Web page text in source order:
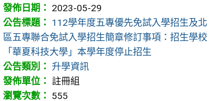
2023-05-29
112學年度五專優先免試入學招生及北
區五專聯合免試入學招生簡章修訂事項：招生學校
「華夏科技大學」本學年度停止招生
升學資訊
註冊組
555